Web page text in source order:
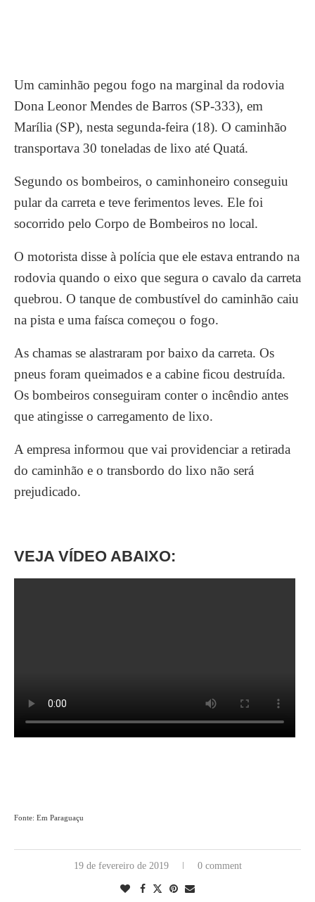
Um caminhão pegou fogo na marginal da rodovia
Dona Leonor Mendes de Barros (SP-333), em
Marília (SP), nesta segunda-feira (18). O caminhão
transportava 30 toneladas de lixo até Quatá.
Segundo os bombeiros, o caminhoneiro conseguiu
pular da carreta e teve ferimentos leves. Ele foi
socorrido pelo Corpo de Bombeiros no local.
O motorista disse à polícia que ele estava entrando na
rodovia quando o eixo que segura o cavalo da carreta
quebrou. O tanque de combustível do caminhão caiu
na pista e uma faísca começou o fogo.
As chamas se alastraram por baixo da carreta. Os
pneus foram queimados e a cabine ficou destruída.
Os bombeiros conseguiram conter o incêndio antes
que atingisse o carregamento de lixo.
A empresa informou que vai providenciar a retirada
do caminhão e o transbordo do lixo não será
prejudicado.
VEJA VÍDEO ABAIXO:
Fonte: Em Paraguaçu
19 de fevereiro de 2019 0 comment